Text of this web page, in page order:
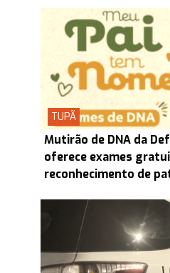
TUPÃ
Mutirão de DNA da
oferece exames
reconhecimento de